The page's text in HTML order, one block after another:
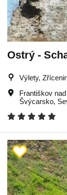
Ostrý -
Výlety,
Františkov
Švýcarsko,